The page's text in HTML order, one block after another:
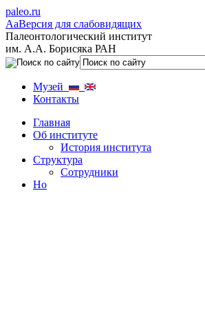
paleo.ru
AaВерсия для слабовидящих
Палеонтологический институт
им. А.А. Борисяка РАН
Музей
Контакты
Главная
Об институте
История института
Структура
Сотрудники
Но